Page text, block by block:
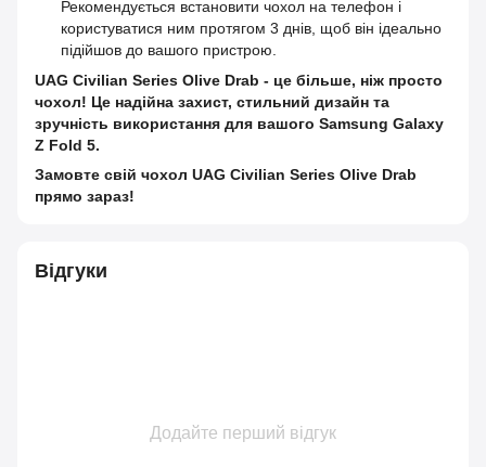
Рекомендується встановити чохол на телефон і
користуватися ним протягом 3 днів, щоб він ідеально
підійшов до вашого пристрою.
UAG Civilian Series Olive Drab - це більше, ніж просто
чохол! Це надійна захист, стильний дизайн та
зручність використання для вашого Samsung Galaxy
Z Fold 5.
Замовте свій чохол UAG Civilian Series Olive Drab
прямо зараз!
Відгуки
Додайте перший відгук